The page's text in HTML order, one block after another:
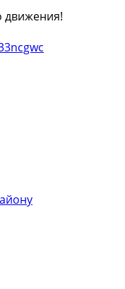
движения!